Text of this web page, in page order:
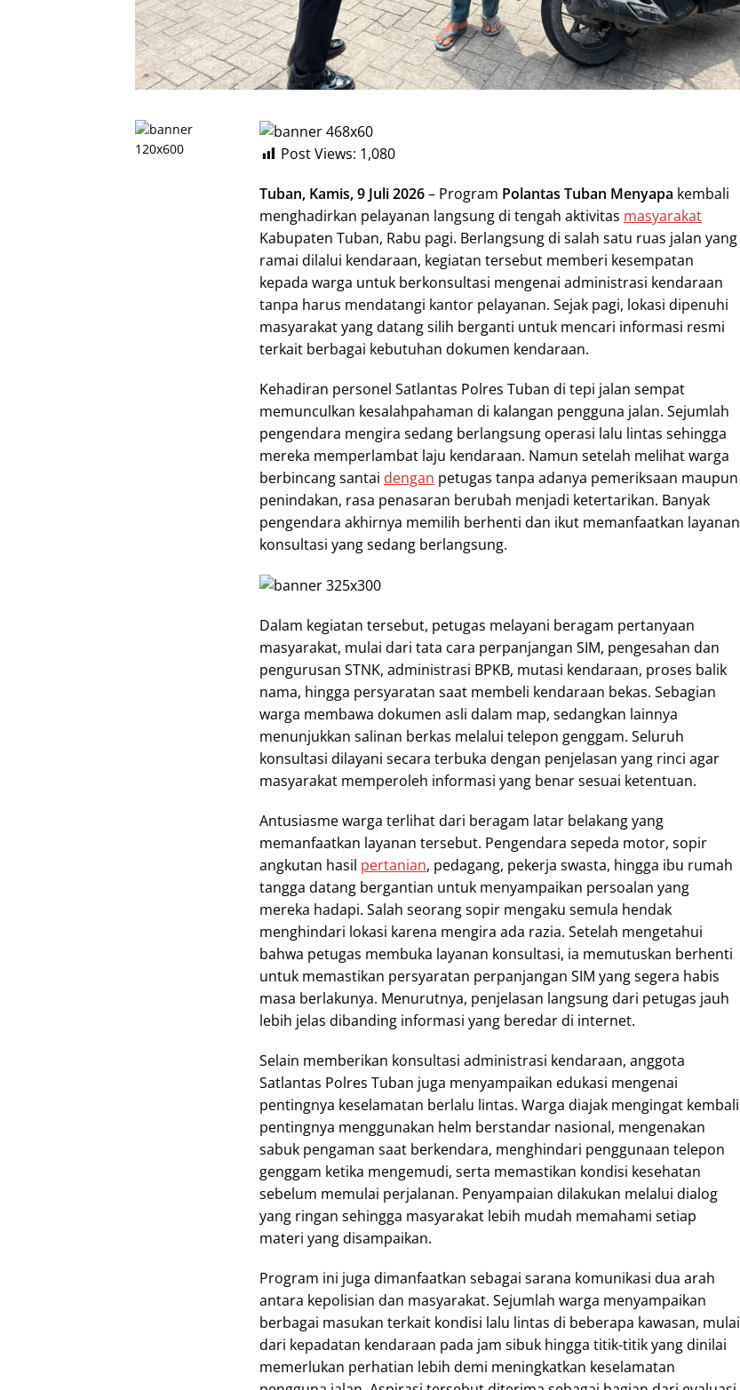
Post Views: 1,080
Tuban, Kamis, 9 Juli 2026– Program Polantas Tuban Menyapa kembali
menghadirkan pelayanan langsung di tengah aktivitas masyarakat
Kabupaten Tuban, Rabu pagi. Berlangsung di salah satu ruas jalan yang
ramai dilalui kendaraan, kegiatan tersebut memberi kesempatan
kepada warga untuk berkonsultasi mengenai administrasi kendaraan
tanpa harus mendatangi kantor pelayanan. Sejak pagi, lokasi dipenuhi
masyarakat yang datang silih berganti untuk mencari informasi resmi
terkait berbagai kebutuhan dokumen kendaraan.
Kehadiran personel Satlantas Polres Tuban di tepi jalan sempat
memunculkan kesalahpahaman di kalangan pengguna jalan. Sejumlah
pengendara mengira sedang berlangsung operasi lalu lintas sehingga
mereka memperlambat laju kendaraan. Namun setelah melihat warga
berbincang santai dengan petugas tanpa adanya pemeriksaan maupun
penindakan, rasa penasaran berubah menjadi ketertarikan. Banyak
pengendara akhirnya memilih berhenti dan ikut memanfaatkan layanan
konsultasi yang sedang berlangsung.
Dalam kegiatan tersebut, petugas melayani beragam pertanyaan
masyarakat, mulai dari tata cara perpanjangan SIM, pengesahan dan
pengurusan STNK, administrasi BPKB, mutasi kendaraan, proses balik
nama, hingga persyaratan saat membeli kendaraan bekas. Sebagian
warga membawa dokumen asli dalam map, sedangkan lainnya
menunjukkan salinan berkas melalui telepon genggam. Seluruh
konsultasi dilayani secara terbuka dengan penjelasan yang rinci agar
masyarakat memperoleh informasi yang benar sesuai ketentuan.
Antusiasme warga terlihat dari beragam latar belakang yang
memanfaatkan layanan tersebut. Pengendara sepeda motor, sopir
angkutan hasil pertanian, pedagang, pekerja swasta, hingga ibu rumah
tangga datang bergantian untuk menyampaikan persoalan yang
mereka hadapi. Salah seorang sopir mengaku semula hendak
menghindari lokasi karena mengira ada razia. Setelah mengetahui
bahwa petugas membuka layanan konsultasi, ia memutuskan berhenti
untuk memastikan persyaratan perpanjangan SIM yang segera habis
masa berlakunya. Menurutnya, penjelasan langsung dari petugas jauh
lebih jelas dibanding informasi yang beredar di internet.
Selain memberikan konsultasi administrasi kendaraan, anggota
Satlantas Polres Tuban juga menyampaikan edukasi mengenai
pentingnya keselamatan berlalu lintas. Warga diajak mengingat kembali
pentingnya menggunakan helm berstandar nasional, mengenakan
sabuk pengaman saat berkendara, menghindari penggunaan telepon
genggam ketika mengemudi, serta memastikan kondisi kesehatan
sebelum memulai perjalanan. Penyampaian dilakukan melalui dialog
yang ringan sehingga masyarakat lebih mudah memahami setiap
materi yang disampaikan.
Program ini juga dimanfaatkan sebagai sarana komunikasi dua arah
antara kepolisian dan masyarakat. Sejumlah warga menyampaikan
berbagai masukan terkait kondisi lalu lintas di beberapa kawasan, mulai
dari kepadatan kendaraan pada jam sibuk hingga titik-titik yang dinilai
memerlukan perhatian lebih demi meningkatkan keselamatan